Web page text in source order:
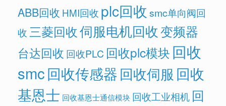
ABB回收 HMI回收 plc回收 smc单向阀回
收三菱回收伺服电机回收变频器
台达回收 回收PLC 回收plc模块 回收
smc回收传感器回收伺服 回收
基恩士 回收基恩士通信模块 回收工业相机 回